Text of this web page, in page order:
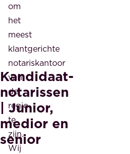
Kandidaat-
notarissen
| Junior,
medior en
senior
om
het
meest
klantgerichte
notariskantoor
van
de
regio
te
zijn.
Wij